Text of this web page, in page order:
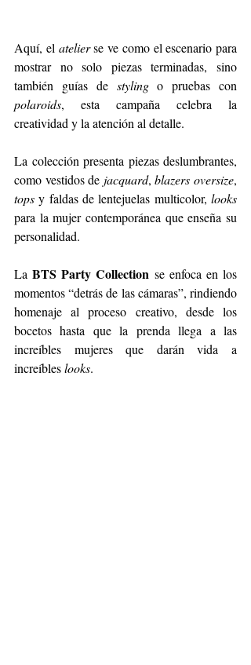
Aquí, el atelier se ve como el escenario para
mostrar no solo piezas terminadas, sino
también guías de styling
polaroids, esta campaña celebra la
creatividad y la atención al detalle.
La colección presenta piezas deslumbrantes,
como vestidos de jacquard, blazers oversize
tops y faldas de lentejuelas multicolor, looks
para la mujer contemporánea que enseña su
personalidad.
La BTS Party Collection se enfoca en los
momentos “detrás de las cámaras”, rindiendo
homenaje al proceso creativo, desde los
bocetos hasta que la prenda llega a las
increíbles mujeres que darán vida a
increíbles looks.